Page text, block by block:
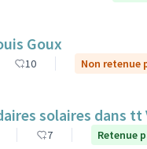
Goux
10 Non retenue
solaires dans
7 Retenue